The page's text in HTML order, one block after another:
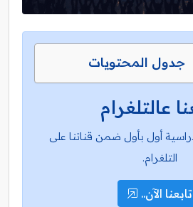
جدول المحتويات
عالتلغرام
أول بأول ضمن قناتنا على
التلغرام.
تابعنا الآن..